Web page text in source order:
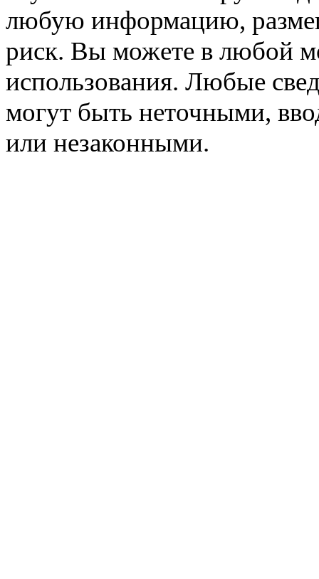
любую информацию,
риск. Вы можете в любой
использования. Любые
могут быть неточными,
или незаконными.